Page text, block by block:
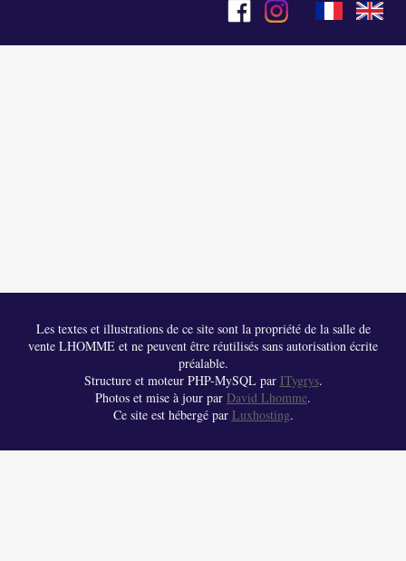
Les textes et illustrations de ce site sont la propriété de la salle de
vente LHOMME et ne peuvent être réutilisés sans autorisation écrite
préalable.
Structure et moteur PHP-MySQL par ITygrys.
Photos et mise à jour par David Lhomme.
Ce site est hébergé par Luxhosting.